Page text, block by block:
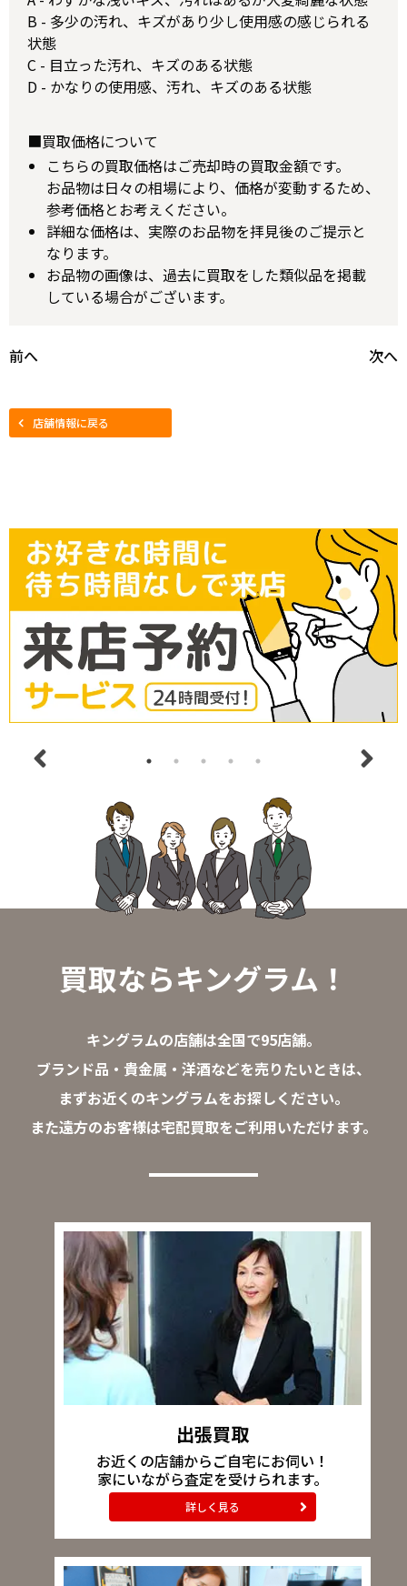
B - 多少の汚れ、キズがあり少し使用感の感じられる
状態
C - 目立った汚れ、キズのある状態
D - かなりの使用感、汚れ、キズのある状態
■買取価格について
こちらの買取価格はご売却時の買取金額です。
お品物は日々の相場により、価格が変動するため、
参考価格とお考えください。
詳細な価格は、実際のお品物を拝見後のご提示と
なります。
お品物の画像は、過去に買取をした類似品を掲載
している場合がございます。
前へ 次へ
店舗情報に戻る
買取ならキングラム！
キングラムの店舗は全国で95店舗。
ブランド品・貴金属・洋酒などを売りたいときは、
まずお近くのキングラムをお探しください。
また遠方のお客様は宅配買取をご利用いただけます。
出張買取
お近くの店舗からご自宅にお伺い！
家にいながら査定を受けられます。
詳しく見る